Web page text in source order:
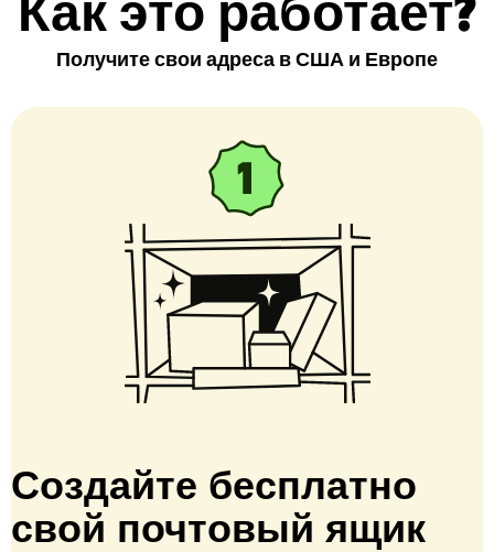
Получите свои адреса в США и Европе
Создайте бесплатно
свой почтовый ящик